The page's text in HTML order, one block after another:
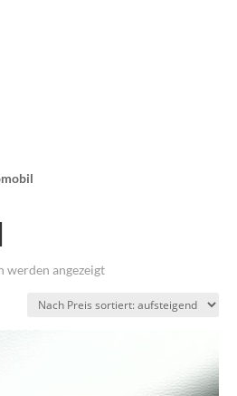
werden angezeigtNach
sortiert: